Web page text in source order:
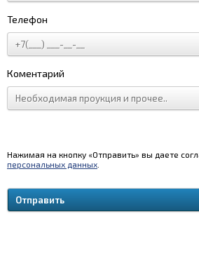
Телефон
Коментарий
Нажимая на кнопку «Отправить» вы даете
персональных данных